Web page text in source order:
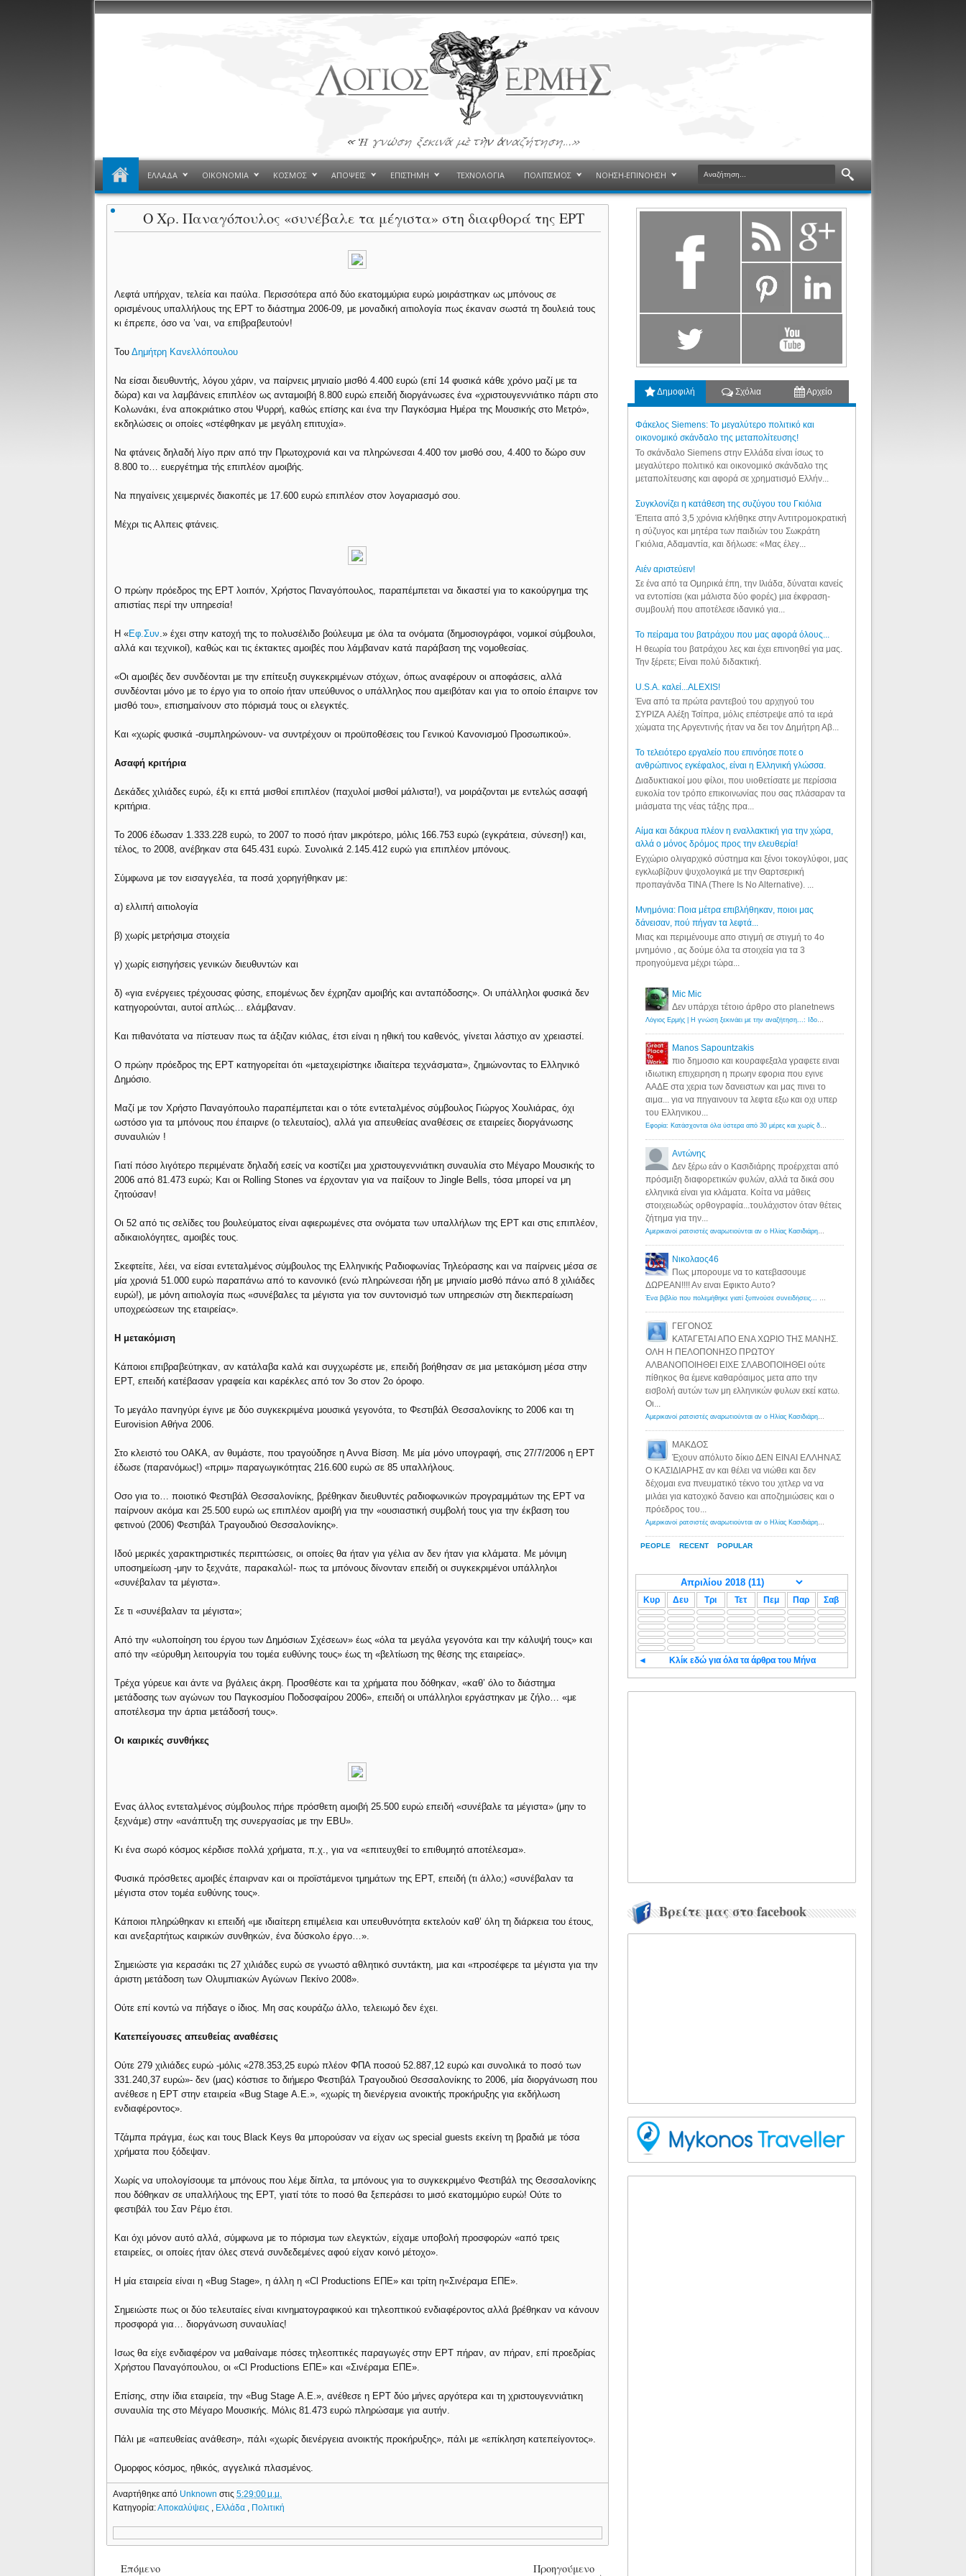
ΕΛΛΑΔΑ ΟΙΚΟΝΟΜΙΑ ΚΟΣΜΟΣ ΑΠΟΨΕΙΣ ΕΠΙΣΤΗΜΗ ΤΕΧΝΟΛΟΓΙΑ ΠΟΛΙΤΙΣΜΟΣ ΝΟΗΣΗ-ΕΠΙΝΟΗΣΗ
Ο Χρ. Παναγόπουλος «συνέβαλε τα μέγιστα» στη διαφθορά της ΕΡΤ
Λεφτά υπήρχαν, τελεία και παύλα. Περισσότερα από δύο εκατομμύρια ευρώ μοιράστηκαν ως μπόνους σε
ορισμένους υπαλλήλους της ΕΡΤ το διάστημα 2006-09, με μοναδική αιτιολογία πως έκαναν σωστά τη δουλειά τους
κι έπρεπε, όσο να ’ναι, να επιβραβευτούν!
ΤουΔημήτρη Κανελλόπουλου
Να είσαι διευθυντής, λόγου χάριν, να παίρνεις μηνιαίο μισθό 4.400 ευρώ (επί 14 φυσικά κάθε χρόνο μαζί με τα
δώρα) και να λαμβάνεις επιπλέον ως ανταμοιβή 8.800 ευρώ επειδή διοργάνωσες ένα «χριστουγεννιάτικο πάρτι στο
Κολωνάκι, ένα αποκριάτικο στου Ψυρρή, καθώς επίσης και ένα την Παγκόσμια Ημέρα της Μουσικής στο Μετρό»,
εκδηλώσεις οι οποίες «στέφθηκαν με μεγάλη επιτυχία».
Να φτάνεις δηλαδή λίγο πριν από την Πρωτοχρονιά και να πληρώνεσαι 4.400 τον μισθό σου, 4.400 το δώρο συν
8.800 το… ευεργέτημα τής επιπλέον αμοιβής.
Να πηγαίνεις χειμερινές διακοπές με 17.600 ευρώ επιπλέον στον λογαριασμό σου.
Μέχρι τις Αλπεις φτάνεις.
Ο πρώην πρόεδρος της ΕΡΤ λοιπόν, Χρήστος Παναγόπουλος, παραπέμπεται να δικαστεί για το κακούργημα της
απιστίας περί την υπηρεσία!
Η «Εφ.Συν.» έχει στην κατοχή της το πολυσέλιδο βούλευμα με όλα τα ονόματα (δημοσιογράφοι, νομικοί σύμβουλοι,
αλλά και τεχνικοί), καθώς και τις έκτακτες αμοιβές που λάμβαναν κατά παράβαση της νομοθεσίας.
«Οι αμοιβές δεν συνδέονται με την επίτευξη συγκεκριμένων στόχων, όπως αναφέρουν οι αποφάσεις, αλλά
συνδέονται μόνο με το έργο για το οποίο ήταν υπεύθυνος ο υπάλληλος που αμειβόταν και για το οποίο έπαιρνε τον
μισθό του», επισημαίνουν στο πόρισμά τους οι ελεγκτές.
Και «χωρίς φυσικά -συμπληρώνουν- να συντρέχουν οι προϋποθέσεις του Γενικού Κανονισμού Προσωπικού».
Ασαφή κριτήρια
Δεκάδες χιλιάδες ευρώ, έξι κι επτά μισθοί επιπλέον (παχυλοί μισθοί μάλιστα!), να μοιράζονται με εντελώς ασαφή
κριτήρια.
Το 2006 έδωσαν 1.333.228 ευρώ, το 2007 το ποσό ήταν μικρότερο, μόλις 166.753 ευρώ (εγκράτεια, σύνεση!) και,
τέλος, το 2008, ανέβηκαν στα 645.431 ευρώ. Συνολικά 2.145.412 ευρώ για επιπλέον μπόνους.
Σύμφωνα με τον εισαγγελέα, τα ποσά χορηγήθηκαν με:
α) ελλιπή αιτιολογία
β) χωρίς μετρήσιμα στοιχεία
γ) χωρίς εισηγήσεις γενικών διευθυντών και
δ) «για ενέργειες τρέχουσας φύσης, επομένως δεν έχρηζαν αμοιβής και ανταπόδοσης». Οι υπάλληλοι φυσικά δεν
κατηγορούνται, αυτοί απλώς… ελάμβαναν.
Και πιθανότατα να πίστευαν πως τα άξιζαν κιόλας, έτσι είναι η ηθική του καθενός, γίνεται λάστιχο αν χρειαστεί.
Ο πρώην πρόεδρος της ΕΡΤ κατηγορείται ότι «μεταχειρίστηκε ιδιαίτερα τεχνάσματα», ζημιώνοντας το Ελληνικό
Δημόσιο.
Μαζί με τον Χρήστο Παναγόπουλο παραπέμπεται και ο τότε εντεταλμένος σύμβουλος Γιώργος Χουλιάρας, όχι
ωστόσο για τα μπόνους που έπαιρνε (ο τελευταίος), αλλά για απευθείας αναθέσεις σε εταιρείες διοργάνωσης
συναυλιών !
Γιατί πόσο λιγότερο περιμένατε δηλαδή εσείς να κοστίζει μια χριστουγεννιάτικη συναυλία στο Μέγαρο Μουσικής το
2006 από 81.473 ευρώ; Και οι Rolling Stones να έρχονταν για να παίξουν το Jingle Bells, τόσα μπορεί να μη
ζητούσαν!
Οι 52 από τις σελίδες του βουλεύματος είναι αφιερωμένες στα ονόματα των υπαλλήλων της ΕΡΤ και στις επιπλέον,
αδικαιολόγητες, αμοιβές τους.
Σκεφτείτε, λέει, να είσαι εντεταλμένος σύμβουλος της Ελληνικής Ραδιοφωνίας Τηλεόρασης και να παίρνεις μέσα σε
μία χρονιά 51.000 ευρώ παραπάνω από το κανονικό (ενώ πληρώνεσαι ήδη με μηνιαίο μισθό πάνω από 8 χιλιάδες
ευρώ!), με μόνη αιτιολογία πως «συνέβαλες τα μέγιστα για τον συντονισμό των υπηρεσιών στη διεκπεραίωση
υποχρεώσεων της εταιρείας».
Η μετακόμιση
Κάποιοι επιβραβεύτηκαν, αν κατάλαβα καλά και συγχωρέστε με, επειδή βοήθησαν σε μια μετακόμιση μέσα στην
ΕΡΤ, επειδή κατέβασαν γραφεία και καρέκλες από τον 3ο στον 2ο όροφο.
Το μεγάλο πανηγύρι έγινε με δύο συγκεκριμένα μουσικά γεγονότα, το Φεστιβάλ Θεσσαλονίκης το 2006 και τη
Eurovision Αθήνα 2006.
Στο κλειστό του ΟΑΚΑ, αν θυμάστε, που τραγούδησε η Αννα Βίσση. Με μία μόνο υπογραφή, στις 27/7/2006 η ΕΡΤ
έδωσε (παρανόμως!) «πριμ» παραγωγικότητας 216.600 ευρώ σε 85 υπαλλήλους.
Οσο για το… ποιοτικό Φεστιβάλ Θεσσαλονίκης, βρέθηκαν διευθυντές ραδιοφωνικών προγραμμάτων της ΕΡΤ να
παίρνουν ακόμα και 25.500 ευρώ ως επιπλέον αμοιβή για την «ουσιαστική συμβολή τους για την έκβαση του
φετινού (2006) Φεστιβάλ Τραγουδιού Θεσσαλονίκης».
Ιδού μερικές χαρακτηριστικές περιπτώσεις, οι οποίες θα ήταν για γέλια αν δεν ήταν για κλάματα. Με μόνιμη
υποσημείωση -μην το ξεχνάτε, παρακαλώ!- πως τα μπόνους δίνονταν επειδή οι συγκεκριμένοι υπάλληλοι
«συνέβαλαν τα μέγιστα».
Σε τι «συνέβαλαν τα μέγιστα»;
Από την «υλοποίηση του έργου των Δημόσιων Σχέσεων» έως «όλα τα μεγάλα γεγονότα και την κάλυψή τους» και
από την «εύρυθμη λειτουργία του τομέα ευθύνης τους» έως τη «βελτίωση της θέσης της εταιρείας».
Τρέχα γύρευε και άντε να βγάλεις άκρη. Προσθέστε και τα χρήματα που δόθηκαν, «καθ’ όλο το διάστημα
μετάδοσης των αγώνων του Παγκοσμίου Ποδοσφαίρου 2006», επειδή οι υπάλληλοι εργάστηκαν με ζήλο… «με
αποτέλεσμα την άρτια μετάδοσή τους».
Οι καιρικές συνθήκες
Ενας άλλος εντεταλμένος σύμβουλος πήρε πρόσθετη αμοιβή 25.500 ευρώ επειδή «συνέβαλε τα μέγιστα» (μην το
ξεχνάμε) στην «ανάπτυξη της συνεργασίας με την EBU».
Κι ένα σωρό κόσμος κέρδισε πολλά χρήματα, π.χ., για να «επιτευχθεί το επιθυμητό αποτέλεσμα».
Φυσικά πρόσθετες αμοιβές έπαιρναν και οι προϊστάμενοι τμημάτων της ΕΡΤ, επειδή (τι άλλο;) «συνέβαλαν τα
μέγιστα στον τομέα ευθύνης τους».
Κάποιοι πληρώθηκαν κι επειδή «με ιδιαίτερη επιμέλεια και υπευθυνότητα εκτελούν καθ’ όλη τη διάρκεια του έτους,
και ανεξαρτήτως καιρικών συνθηκών, ένα δύσκολο έργο…».
Σημειώστε για κερασάκι τις 27 χιλιάδες ευρώ σε γνωστό αθλητικό συντάκτη, μια και «προσέφερε τα μέγιστα για την
άριστη μετάδοση των Ολυμπιακών Αγώνων Πεκίνο 2008».
Ούτε επί κοντώ να πήδαγε ο ίδιος. Μη σας κουράζω άλλο, τελειωμό δεν έχει.
Κατεπείγουσες απευθείας αναθέσεις
Ούτε 279 χιλιάδες ευρώ -μόλις «278.353,25 ευρώ πλέον ΦΠΑ ποσού 52.887,12 ευρώ και συνολικά το ποσό των
331.240,37 ευρώ»- δεν (μας) κόστισε το διήμερο Φεστιβάλ Τραγουδιού Θεσσαλονίκης το 2006, μία διοργάνωση που
ανέθεσε η ΕΡΤ στην εταιρεία «Bug Stage Α.Ε.», «χωρίς τη διενέργεια ανοικτής προκήρυξης για εκδήλωση
ενδιαφέροντος».
Τζάμπα πράγμα, έως και τους Black Keys θα μπορούσαν να είχαν ως special guests εκείνη τη βραδιά με τόσα
χρήματα που ξόδεψαν.
Χωρίς να υπολογίσουμε τα μπόνους που λέμε δίπλα, τα μπόνους για το συγκεκριμένο Φεστιβάλ της Θεσσαλονίκης
που δόθηκαν σε υπαλλήλους της ΕΡΤ, γιατί τότε το ποσό θα ξεπεράσει το μισό εκατομμύριο ευρώ! Ούτε το
φεστιβάλ του Σαν Ρέμο έτσι.
Και όχι μόνον αυτό αλλά, σύμφωνα με το πόρισμα των ελεγκτών, είχαμε υποβολή προσφορών «από τρεις
εταιρείες, οι οποίες ήταν όλες στενά συνδεδεμένες αφού είχαν κοινό μέτοχο».
Η μία εταιρεία είναι η «Bug Stage», η άλλη η «Cl Productions ΕΠΕ» και τρίτη η«Σινέραμα ΕΠΕ».
Σημειώστε πως οι δύο τελευταίες είναι κινηματογραφικού και τηλεοπτικού ενδιαφέροντος αλλά βρέθηκαν να κάνουν
προσφορά για… διοργάνωση συναυλίας!
Ισως θα είχε ενδιαφέρον να μαθαίναμε πόσες τηλεοπτικές παραγωγές στην ΕΡΤ πήραν, αν πήραν, επί προεδρίας
Χρήστου Παναγόπουλου, οι «Cl Productions ΕΠΕ» και «Σινέραμα ΕΠΕ».
Επίσης, στην ίδια εταιρεία, την «Bug Stage Α.Ε.», ανέθεσε η ΕΡΤ δύο μήνες αργότερα και τη χριστουγεννιάτικη
συναυλία της στο Μέγαρο Μουσικής. Μόλις 81.473 ευρώ πληρώσαμε για αυτήν.
Πάλι με «απευθείας ανάθεση», πάλι «χωρίς διενέργεια ανοικτής προκήρυξης», πάλι με «επίκληση κατεπείγοντος».
Ομορφος κόσμος, ηθικός, αγγελικά πλασμένος.
Αναρτήθηκε από Unknownστις5:29:00 μ.μ.
Κατηγορία:Αποκαλύψεις Ελλάδα Πολιτική
Επόμενο Προηγούμενο
Δημοφιλή Σχόλια Αρχείο
Φάκελος Siemens: Το μεγαλύτερο πολιτικό και
οικονομικό σκάνδαλο της μεταπολίτευσης!
Το σκάνδαλο Siemens στην Ελλάδα είναι ίσως το
μεγαλύτερο πολιτικό και οικονομικό σκάνδαλο της
μεταπολίτευσης και αφορά σε χρηματισμό Ελλήν...
Συγκλονίζει η κατάθεση της συζύγου του Γκιόλια
Έπειτα από 3,5 χρόνια κλήθηκε στην Αντιτρομοκρατική
η σύζυγος και μητέρα των παιδιών του Σωκράτη
Γκιόλια, Αδαμαντία, και δήλωσε: «Μας έλεγ...
Aιέν αριστεύειν!
Σε ένα από τα Ομηρικά έπη, την Ιλιάδα, δύναται κανείς
να εντοπίσει (και μάλιστα δύο φορές) μια έκφραση-
συμβουλή που αποτέλεσε ιδανικό για...
Το πείραμα του βατράχου που μας αφορά όλους...
Η θεωρία του βατράχου λες και έχει επινοηθεί για μας.
Την ξέρετε; Είναι πολύ διδακτική.
U.S.A. καλεί...ALEXIS!
Ένα από τα πρώτα ραντεβού του αρχηγού του
ΣΥΡΙΖΑ Αλέξη Τσίπρα, μόλις επέστρεψε από τα ιερά
χώματα της Αργεντινής ήταν να δει τον Δημήτρη Αβ...
Το τελειότερο εργαλείο που επινόησε ποτε ο
ανθρώπινος εγκέφαλος, είναι η Ελληνική γλώσσα.
Διαδυκτιακοί μου φίλοι, που υιοθετίσατε με περίσσια
ευκολία τον τρόπο επικοινωνίας που σας πλάσαραν τα
μιάσματα της νέας τάξης πρα...
Αίμα και δάκρυα πλέον η εναλλακτική για την χώρα,
αλλά ο μόνος δρόμος προς την ελευθερία!
Εγχώριο ολιγαρχικό σύστημα και ξένοι τοκογλύφοι, μας
εγκλωβίζουν ψυχολογικά με την Θαρτσερική
προπαγάνδα TINA (There Is No Alternative). ...
Μνημόνια: Ποια μέτρα επιβλήθηκαν, ποιοι μας
δάνεισαν, πού πήγαν τα λεφτά...
Μιας και περιμένουμε απο στιγμή σε στιγμή το 4ο
μνημόνιο , ας δούμε όλα τα στοιχεία για τα 3
προηγούμενα μέχρι τώρα...
PEOPLE RECENT POPULAR
Mic Mic
Δεν υπάρχει τέτοιο άρθρο στο planetnews
Λόγιος Ερμής | Η γνώση ξεκινάει με την αναζήτηση...: Ιδού οι 18 που χρωστούν 11 δις ευρώ!
Manos Sapountzakis
πιο δημοσιο και κουραφεξαλα γραφετε ειναι
ιδιωτικη επιχειρηση η πρωην εφορια που εγινε
ΑΑΔΕ στα χερια των δανειστων και μας πινει το
αιμα... για να πηγαινουν τα λεφτα εξω και οχι υπερ
του Ελληνικου...
Εφορία: Κατάσχονται όλα ύστερα από 30 μέρες και χωρίς δικαστικές αποφάσεις - Λόγιος Ερμής
Αντώνης
Δεν ξέρω εάν ο Κασιδιάρης προέρχεται από
πρόσμιξη διαφορετικών φυλών, αλλά τα δικά σου
ελληνικά είναι για κλάματα. Κοίτα να μάθεις
στοιχειωδώς ορθογραφία...τουλάχιστον όταν θέτεις
ζήτημα για την...
Αμερικανοί ρατσιστές αναρωτιούνται αν ο Ηλίας Κασιδιάρης ανήκει στη λευκή φυλή... - Λόγιος Ερμής
Νικολαος46
Πως μπορουμε να το κατεβασουμε
ΔΩΡΕΑΝ!!!! Αν ειναι Εφικτο Αυτο?
Ένα βιβλίο που πολεμήθηκε γιατί ξυπνούσε συνειδήσεις... - Λόγιος Ερμής | Η γνώση ξεκινάει με την αναζήτηση...
ΓΕΓΟΝΟΣ
ΚΑΤΑΓΕΤΑΙ ΑΠΟ ΕΝΑ ΧΩΡΙΟ ΤΗΣ ΜΑΝΗΣ.
ΟΛΗ Η ΠΕΛΟΠΟΝΗΣΟ ΠΡΩΤΟΥ
ΑΛΒΑΝΟΠΟΙΗΘΕΙ ΕΙΧΕ ΣΛΑΒΟΠΟΙΗΘΕΙ ούτε
πίθηκος θα έμενε καθαρόαιμος μετα απο την
εισβολή αυτών των μη ελληνικών φυλων εκεί κατω.
Οι...
Αμερικανοί ρατσιστές αναρωτιούνται αν ο Ηλίας Κασιδιάρης ανήκει στη λευκή φυλή... - Λόγιος Ερμής
ΜΑΚΔΟΣ
Έχουν απόλυτο δίκιο ΔΕΝ ΕΙΝΑΙ ΕΛΛΗΝΑΣ
Ο ΚΑΣΙΔΙΑΡΗΣ αν και θέλει να νιώθει και δεν
δέχομαι ενα πνευματικό τέκνο του χιτλερ να να
μιλάει για κατοχικό δανειο και αποζημιώσεις και ο
πρόεδρος του...
Αμερικανοί ρατσιστές αναρωτιούνται αν ο Ηλίας Κασιδιάρης ανήκει στη λευκή φυλή... - Λόγιος Ερμής
Κυρ Δευ Τρι Τετ Πεμ Παρ Σαβ
◄ Κλίκ εδώ για όλα τα άρθρα του Μήνα
Βρείτε μας στο facebook